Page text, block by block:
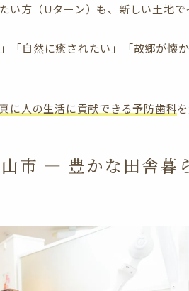
い方（Uターン）も、新しい土地
「自然に癒されたい」「故郷が
に人の生活に貢献できる予防歯科
市 — 豊かな田舎暮